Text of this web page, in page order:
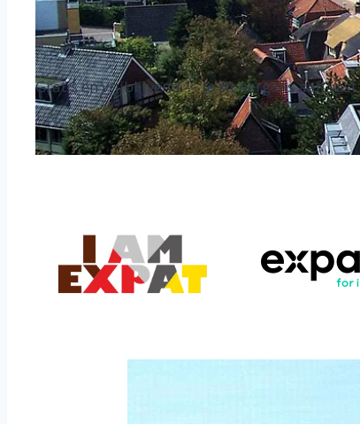
Gratis en vrijblijvend — je zit nergens aan vast